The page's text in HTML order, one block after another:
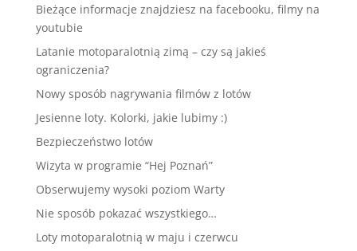
Bieżące informacje znajdziesz na facebooku, filmy na
youtubie
Latanie motoparalotnią zimą – czy są jakieś
ograniczenia?
Nowy sposób nagrywania filmów z lotów
Jesienne loty. Kolorki, jakie lubimy :)
Bezpieczeństwo lotów
Wizyta w programie “Hej Poznań”
Obserwujemy wysoki poziom Warty
Nie sposób pokazać wszystkiego…
Loty motoparalotnią w maju i czerwcu